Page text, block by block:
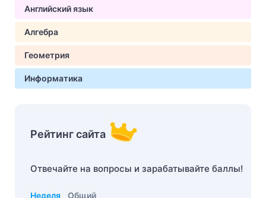
Английский язык
Алгебра
Геометрия
Информатика
Рейтинг сайта
Отвечайте на вопросы и зарабатывайте баллы!
Неделя Общий